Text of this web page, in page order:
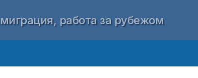
работа за рубежом